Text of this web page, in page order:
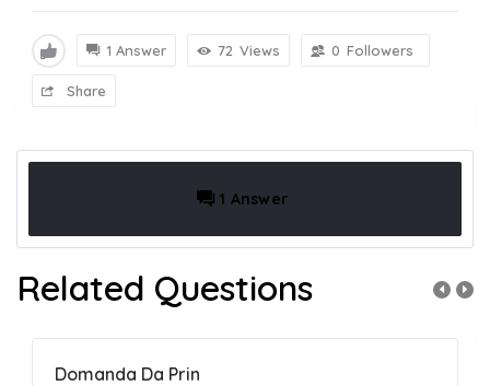
1 Answer 72 Views 0 Followers
Share
1 Answer
Related Questions
Domanda Da Prin